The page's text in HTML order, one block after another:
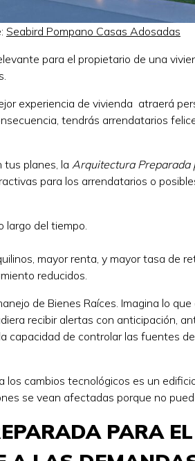
Seabird Pompano Casas Adosadas
para el propietario de una
experiencia de vivienda atraerá
tendrás arrendatarios
tus planes, la Arquitectura Preparada
para los arrendatarios o
largo del tiempo.
mayor renta, y mayor tasa de
reducidos.
de Bienes Raíces. Imagina lo
recibir alertas con anticipación,
capacidad de controlar las fuentes
cambios tecnológicos es un
se vean afectadas porque no
PARA